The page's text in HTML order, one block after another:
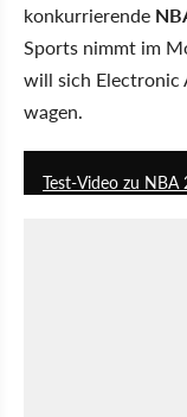
konkurrierende
Sports nimmt im
will sich Electronic
wagen.
Test-Video zu NBA